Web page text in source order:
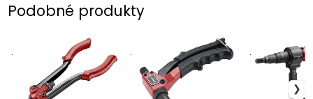
Podobné produkty
. . .